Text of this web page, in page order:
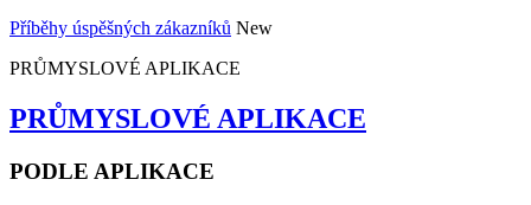
Příběhy úspěšných zákazníků New
PRŮMYSLOVÉ APLIKACE
PRŮMYSLOVÉ APLIKACE
PODLE APLIKACE